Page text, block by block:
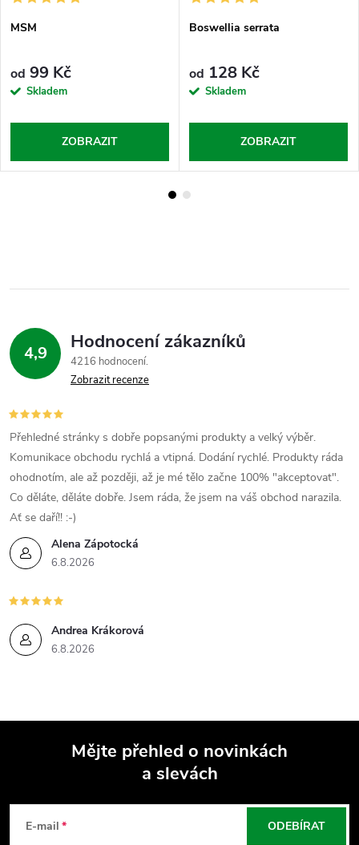
MSM
od 99 Kč
Skladem
ZOBRAZIT
Boswellia serrata
od 128 Kč
Skladem
ZOBRAZIT
4,9 Hodnocení zákazníků
4216 hodnocení
Zobrazit recenze
Alena Zápotocká
6.8.2026
Přehledné stránky s dobře popsanými produkty a velký výběr.
Komunikace obchodu rychlá a vtipná. Dodání rychlé. Produkty ráda
ohodnotím, ale až později, až je mé tělo začne 100% "akceptovat".
Co děláte, děláte dobře. Jsem ráda, že jsem na váš obchod narazila.
Ať se daří!! :-)
Andrea Krákorová
6.8.2026
Mějte přehled o novinkách
a slevách
E-mail ODEBÍRAT